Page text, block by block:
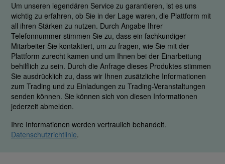
Um unseren legendären Service zu garantieren, ist es uns
wichtig zu erfahren, ob Sie in der Lage waren, die Plattform mit
all ihren Stärken zu nutzen. Durch Angabe Ihrer
Telefonnummer stimmen Sie zu, dass ein fachkundiger
Mitarbeiter Sie kontaktiert, um zu fragen, wie Sie mit der
Plattform zurecht kamen und um Ihnen bei der Einarbeitung
behilflich zu sein. Durch die Anfrage dieses Produktes stimmen
Sie ausdrücklich zu, dass wir Ihnen zusätzliche Informationen
zum Trading und zu Einladungen zu Trading-Veranstaltungen
senden können. Sie können sich von diesen Informationen
jederzeit abmelden.
Ihre Informationen werden vertraulich behandelt.
Datenschutzrichtlinie.